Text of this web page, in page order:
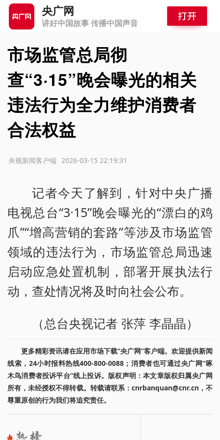
央广网
讲好中国故事 传播中国声音
市场监管总局彻
查“3·15”晚会曝光的相关
违法行为全力维护消费者
合法权益
2026-03-15 22:19:31
央视新闻客户端
记者今天了解到，针对中央广播
电视总台“3·15”晚会曝光的“漂白的鸡
爪”“增高营销的套路”等涉及市场监管
领域的违法行为，市场监管总局迅速
启动应急处置机制，部署开展执法行
动，查处情况将及时向社会公布。
（总台央视记者 张萍 李晶晶）
更多精彩资讯请在应用市场下载“央广网”客户端。欢迎提供新闻
线索，24小时报料热线400-800-0088；消费者也可通过央广网“啄
木鸟消费者投诉平台”线上投诉。版权声明：本文章版权归属央广网
所有，未经授权不得转载。转载请联系：cnrbanquan@cnr.cn，不
尊重原创的行为我们将追究责任。